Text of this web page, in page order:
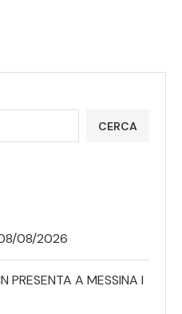
CERCA
08/2026
PRESENTA A MESSINA I